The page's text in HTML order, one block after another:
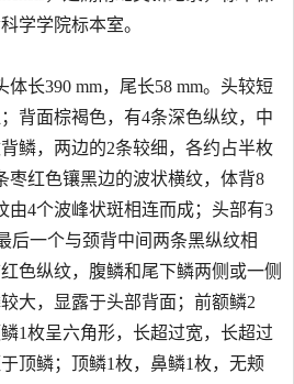
学学院标本室。
长390 mm，尾长58 mm。头较短
背面棕褐色，有4条深色纵纹，中
鳞，两边的2条较细，各约占半枚
枣红色镶黑边的波状横纹，体背8
由4个波峰状斑相连而成；头部有3
后一个与颈背中间两条黑纵纹相
色纵纹，腹鳞和尾下鳞两侧或一侧
大，显露于头部背面；前额鳞2
1枚呈六角形，长超过宽，长超过
顶鳞；顶鳞1枚，鼻鳞1枚，无颊